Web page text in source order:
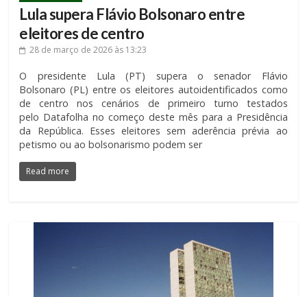
Lula supera Flávio Bolsonaro entre
eleitores de centro
28 de março de 2026 às 13:23
O presidente Lula (PT) supera o senador Flávio
Bolsonaro (PL) entre os eleitores autoidentificados como
de centro nos cenários de primeiro turno testados
pelo Datafolha no começo deste mês para a Presidência
da República. Esses eleitores sem aderência prévia ao
petismo ou ao bolsonarismo podem ser
Read more